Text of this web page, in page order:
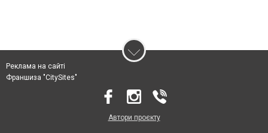
Реклама на сайті
Франшиза "CitySites"
Автори проєкту